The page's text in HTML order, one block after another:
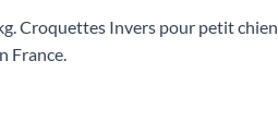
Croquettes Invers pour petit chien
France.